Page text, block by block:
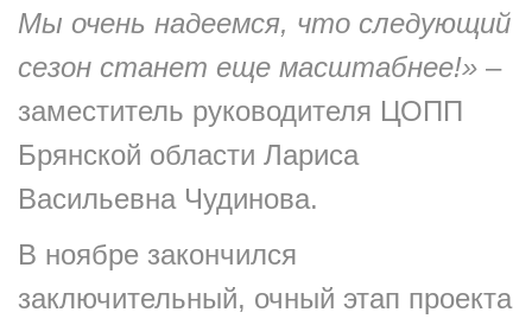
Мы очень надеемся, что следующий
сезон станет еще масштабнее!» –
заместитель руководителя ЦОПП
Брянской области Лариса
Васильевна Чудинова.
В ноябре закончился
заключительный, очный этап проекта